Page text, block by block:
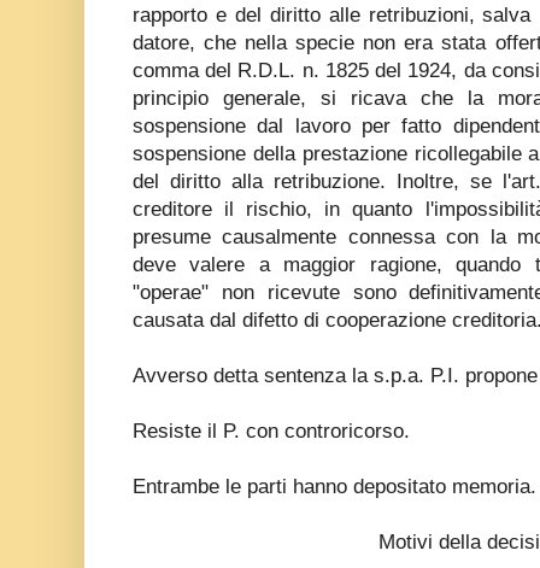
rapporto e del diritto alle retribuzioni,
datore, che nella specie non era stata
comma del R.D.L. n. 1825 del 1924, da
principio generale, si ricava che la
sospensione dal lavoro per fatto
sospensione della prestazione ricollegabile
del diritto alla retribuzione. Inoltre, se
creditore il rischio, in quanto
presume causalmente connessa con la
deve valere a maggior ragione,
"operae" non ricevute sono
causata dal difetto di cooperazione
Avverso detta sentenza la s.p.a. P.I.
Resiste il P. con controricorso.
Entrambe le parti hanno depositato memoria.
Motivi della